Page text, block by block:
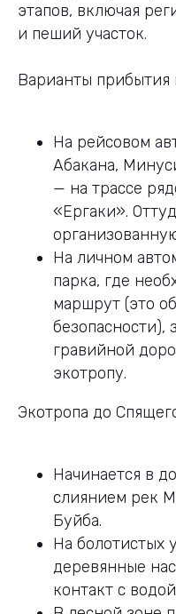
этапов, включая
и пеший участок.
Варианты прибытия
На рейсовом
Абакана,
— на трассе
«Ергаки».
На личном
парка, где
маршрут (это
безопасности),
гравийной
экотропу.
Экотропа до
Начинается в
слиянием рек
Буйба.
На болотистых
деревянные
контакт с